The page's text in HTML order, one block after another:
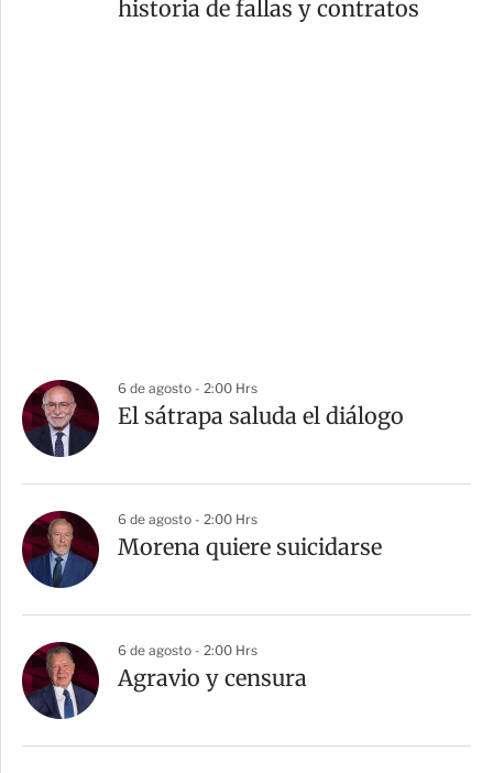
historia de fallas y contratos
6 de agosto - 2:00 Hrs
El sátrapa saluda el diálogo
6 de agosto - 2:00 Hrs
Morena quiere suicidarse
6 de agosto - 2:00 Hrs
Agravio y censura